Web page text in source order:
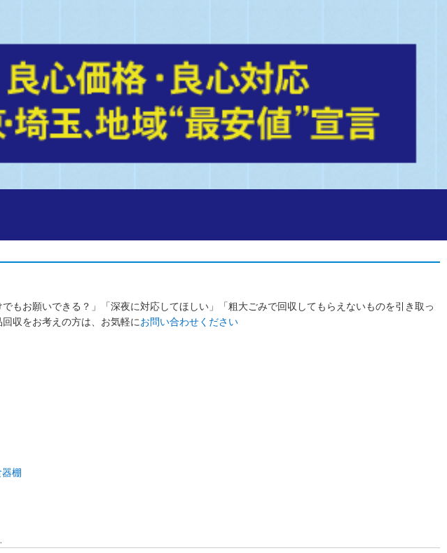
お願いできる？」「深夜に対応してほしい」「粗大ごみで回収してもらえないものを引き取っ
収をお考えの方は、お気軽にお問い合わせください